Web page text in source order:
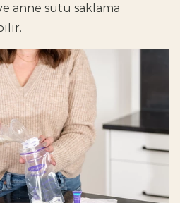
anne sütü saklama